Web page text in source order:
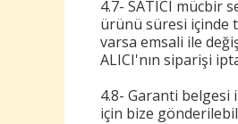
4.7- SATICI mücbir
ürünü süresi içinde
varsa emsali ile
ALICI'nın siparişi
4.8- Garanti belgesi
için bize